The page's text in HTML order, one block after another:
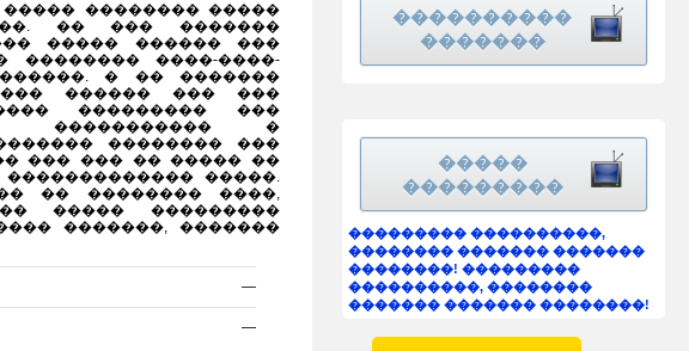
�������� �����
�� ��� �������
����� ������ ���
�������� ����-����-
� �� �������
������ ��� ���
��������� ���
����������� �
�������� ���
��� ��� �� ����� ��
�����.
�� �������� ����,
����� ���������
�������, �������
—
—
����������
�������
�����
���������
��������� ����������,
�������� ������� �������
��������! ���������
����������, ��������
������� ������� ��������!